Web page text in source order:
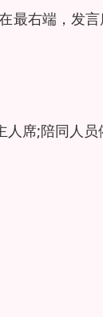
最右端，发
席;陪同人员